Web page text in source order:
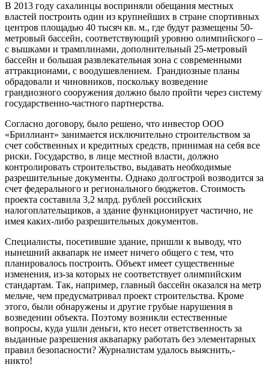
В 2013 году сахалинцы восприняли обещания местных
властей построить один из крупнейших в стране спортивных
центров площадью 40 тысяч кв. м., где будут размещены 50-
метровый бассейн, соответствующий уровню олимпийского –
с вышками и трамплинами, дополнительный 25-метровый
бассейн и большая развлекательная зона с современными
аттракционами, с воодушевлением. Грандиозные планы
обрадовали и чиновников, поскольку возведение
грандиозного сооружения должно было пройти через систему
государственно-частного партнерства.
Согласно договору, было решено, что инвестор ООО
«Бриллиант» занимается исключительно строительством за
счет собственных и кредитных средств, принимая на себя все
риски. Государство, в лице местной власти, должно
контролировать строительство, выдавать необходимые
разрешительные документы. Однако долгострой возводится за
счет федерального и регионального бюджетов. Стоимость
проекта составила 3,2 млрд. рублей российских
налогоплательщиков, а здание функционирует частично, не
имея каких-либо разрешительных документов.
Специалисты, посетившие здание, пришли к выводу, что
нынешний аквапарк не имеет ничего общего с тем, что
планировалось построить. Объект имеет существенные
изменения, из-за которых не соответствует олимпийским
стандартам. Так, например, главный бассейн оказался на метр
мельче, чем предусматривал проект строительства. Кроме
этого, были обнаружены и другие грубые нарушения в
возведении объекта. Поэтому возникли естественные
вопросы, куда ушли деньги, кто несет ответственность за
выданные разрешения аквапарку работать без элементарных
правил безопасности? Журналистам удалось выяснить,-
никто!